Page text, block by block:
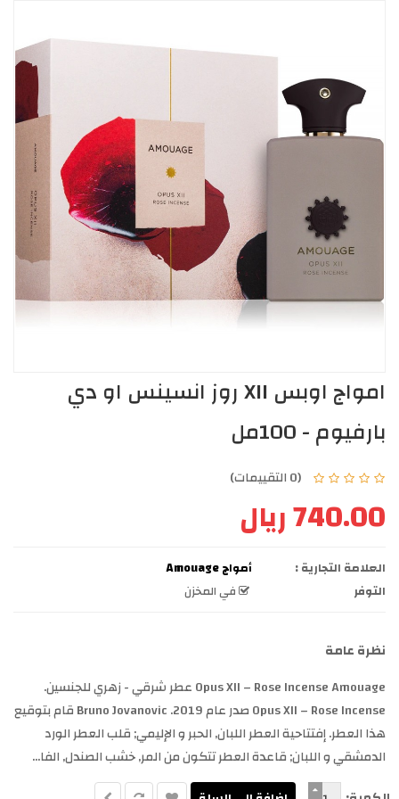
امواج اوبس XII روز انسينس او دي
بارفيوم - 100مل
(0 التقييمات)
740.00 ريال
العلامة التجارية :
أمواج Amouage
التوفر
في المخزن
نظرة عامة
Opus XII – Rose Incense Amouage عطر شرقي - زهري للجنسين.
Opus XII – Rose Incense صدر عام 2019. Bruno Jovanovic قام بتوقيع
هذا العطر. إفتتاحية العطر اللبان, الحبر و الإليمي; قلب العطر الورد
الدمشقي و اللبان; قاعدة العطر تتكون من المر, خشب الصندل, الفا...